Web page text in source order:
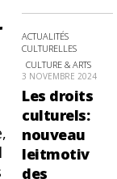
ACTUALITÉS
CULTURELLES
CULTURE & ARTS
3 NOVEMBRE 2024
Les droits
culturels:
nouveau
leitmotiv
des